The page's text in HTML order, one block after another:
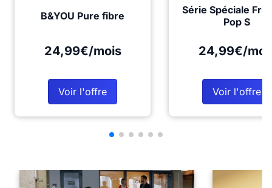
B&YOU Pure fibre
24,99€/mois
Voir l'offre
Série Spéciale
Pop S
24,99€/
Voir l'offre